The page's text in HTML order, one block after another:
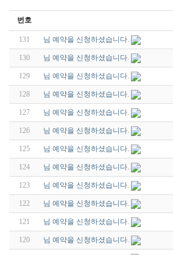
번호
131 님 예약을 신청하셨습니다.
130 님 예약을 신청하셨습니다.
129 님 예약을 신청하셨습니다.
128 님 예약을 신청하셨습니다.
127 님 예약을 신청하셨습니다.
126 님 예약을 신청하셨습니다.
125 님 예약을 신청하셨습니다.
124 님 예약을 신청하셨습니다.
123 님 예약을 신청하셨습니다.
122 님 예약을 신청하셨습니다.
121 님 예약을 신청하셨습니다.
120 님 예약을 신청하셨습니다.